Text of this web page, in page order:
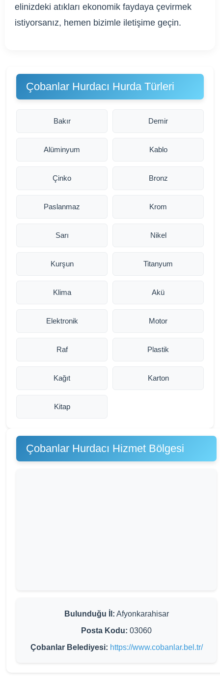
elinizdeki atıkları ekonomik faydaya çevirmek
istiyorsanız, hemen bizimle iletişime geçin.
Çobanlar Hurdacı Hurda Türleri
Bakır Demir
Alüminyum Kablo
Çinko Bronz
Paslanmaz Krom
Sarı Nikel
Kurşun Titanyum
Klima Akü
Elektronik Motor
Raf Plastik
Kağıt Karton
Kitap
Çobanlar Hurdacı Hizmet Bölgesi
Bulunduğu İl: Afyonkarahisar
Posta Kodu: 03060
Çobanlar Belediyesi: https://www.cobanlar.bel.tr/